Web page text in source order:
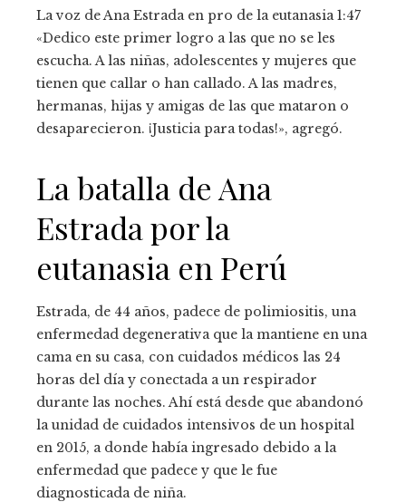
La voz de Ana Estrada en pro de la eutanasia1:47
«Dedico este primer logro a las que no se les
escucha. A las niñas, adolescentes y mujeres que
tienen que callar o han callado. A las madres,
hermanas, hijas y amigas de las que mataron o
desaparecieron. ¡Justicia para todas!», agregó.
La batalla de Ana
Estrada por la
eutanasia en Perú
Estrada, de 44 años, padece de polimiositis, una
enfermedad degenerativa que la mantiene en una
cama en su casa, con cuidados médicos las 24
horas del día y conectada a un respirador
durante las noches. Ahí está desde que abandonó
la unidad de cuidados intensivos de un hospital
en 2015, a donde había ingresado debido a la
enfermedad que padece y que le fue
diagnosticada de niña.